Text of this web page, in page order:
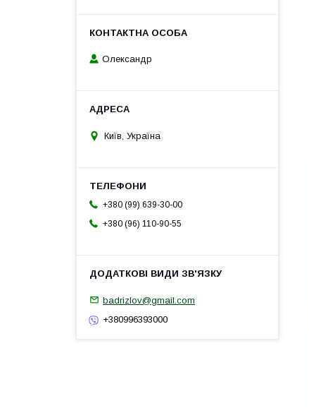
Олександр
Київ, Україна
+380 (99) 639-30-00
+380 (96) 110-90-55
badrizlov@gmail.com
+380996393000